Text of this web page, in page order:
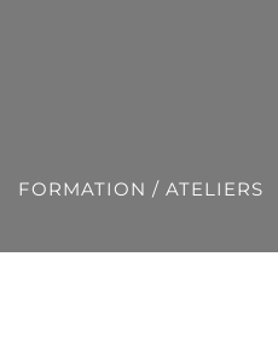
FORMATION / ATELIERS